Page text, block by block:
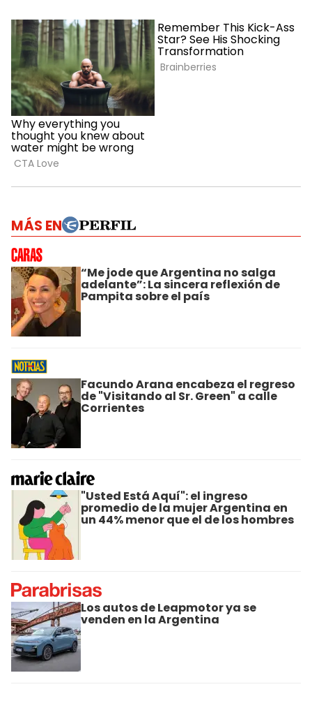
MÁS EN
“Me jode que Argentina no salga
adelante”: La sincera reflexión de
Pampita sobre el país
Facundo Arana encabeza el regreso
de "Visitando al Sr. Green" a calle
Corrientes
"Usted Está Aquí": el ingreso
promedio de la mujer Argentina en
un 44% menor que el de los hombres
Los autos de Leapmotor ya se
venden en la Argentina